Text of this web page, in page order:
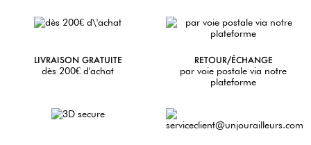
LIVRAISON GRATUITE
dès 200€ d'achat
RETOUR/ÉCHANGE
par voie postale via notre
plateforme